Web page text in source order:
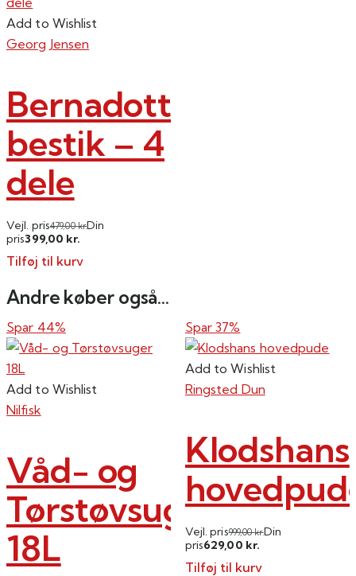
Add to Wishlist
Georg Jensen
Bernadotte
bestik – 4
dele
Vejl. pris479,00kr.Din
pris399,00 kr.
Tilføj til kurv
Andre køber også...
Spar 44%
Add to Wishlist
Nilfisk
Våd- og
Tørstøvsuger
18L
Spar 37%
Add to Wishlist
Ringsted Dun
Klodshans
Vejl. pris999,00kr.Din
pris629,00 kr.
Tilføj til kurv